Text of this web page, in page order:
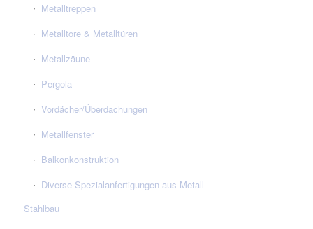
Metalltreppen
Metalltore & Metalltüren
Metallzäune
Pergola
Vordächer/Überdachungen
Metallfenster
Balkonkonstruktion
Diverse Spezialanfertigungen aus Metall
Stahlbau